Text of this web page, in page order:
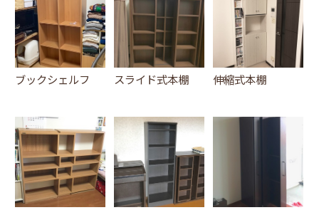
ブックシェルフ スライド式本棚 伸縮式本棚